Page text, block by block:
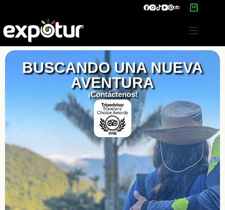
BUSCANDO UNA NUEVA
AVENTURA
¡Contáctenos!